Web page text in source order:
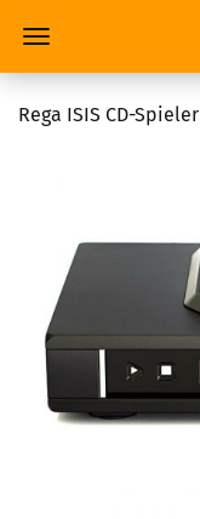
Rega ISIS CD-Spieler